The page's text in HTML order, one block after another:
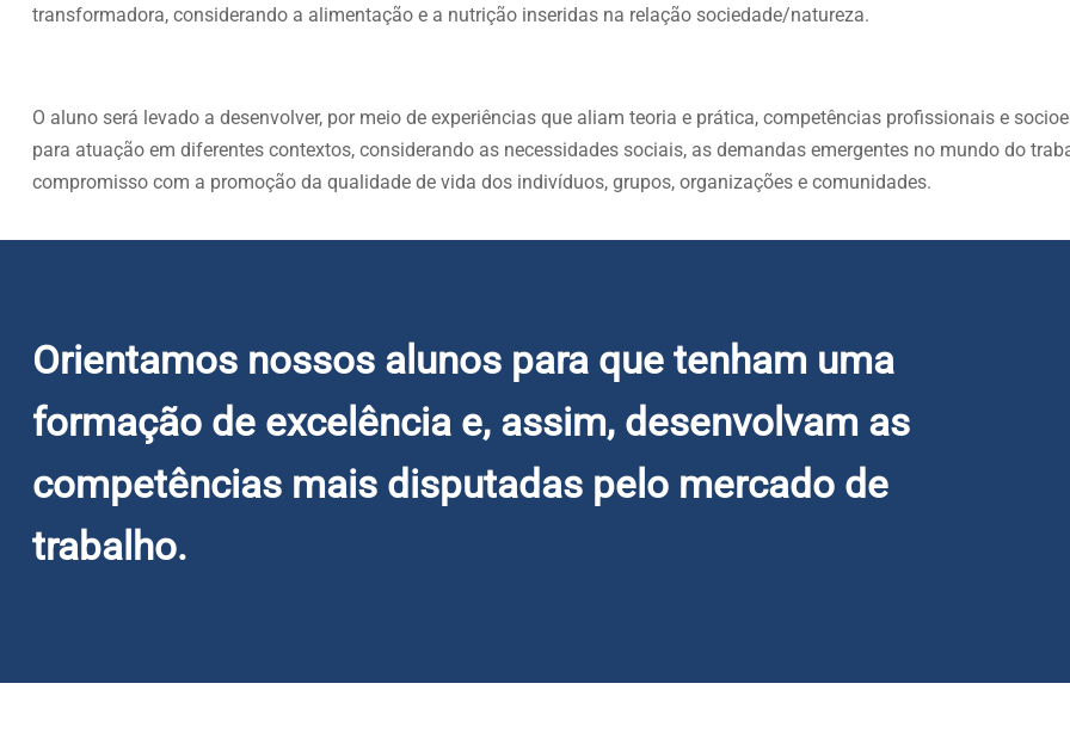
transformadora, considerando a alimentação e a nutrição inseridas na relação sociedade/natureza.
O aluno será levado a desenvolver, por meio de experiências que aliam teoria e prática, competências profissionais e
para atuação em diferentes contextos, considerando as necessidades sociais, as demandas emergentes no mundo do
compromisso com a promoção da qualidade de vida dos indivíduos, grupos, organizações e comunidades.
Orientamos nossos alunos para que tenham uma
formação de excelência e, assim, desenvolvam as
competências mais disputadas pelo mercado de
trabalho.